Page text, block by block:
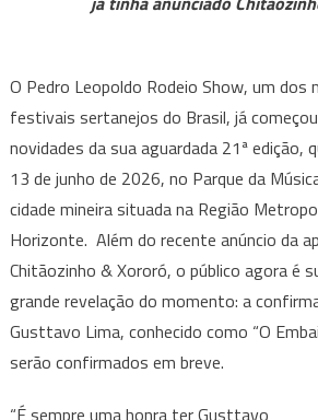
O Pedro Leopoldo Rodeio Show, um
festivais sertanejos do Brasil, já
novidades da sua aguardada 21ª edição,
13 de junho de 2026, no Parque da
cidade mineira situada na Região
Horizonte. Além do recente anúncio da
Chitãozinho & Xororó, o público agora é
grande revelação do momento: a
Gusttavo Lima, conhecido como “O
serão confirmados em breve.
“É sempre uma honra ter Gusttavo